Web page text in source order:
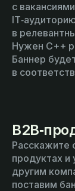
с
в
Нужен C++
Баннер
в
Расскажите
продуктах и
другим
поставим